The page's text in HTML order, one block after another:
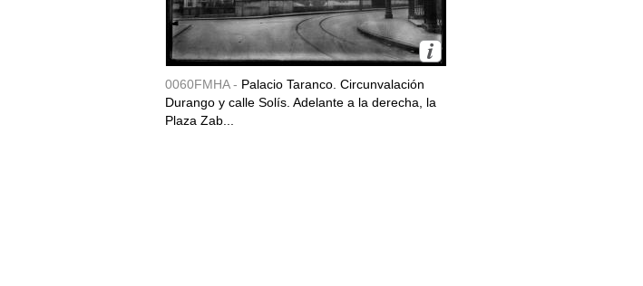
0060FMHA - Palacio Taranco. Circunvalación
Durango y calle Solís. Adelante a la derecha, la
Plaza Zab...